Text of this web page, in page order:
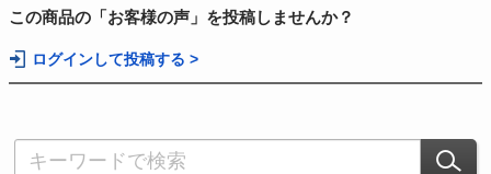
この商品の「お客様の声」を投稿しませんか？
ログインして投稿する >